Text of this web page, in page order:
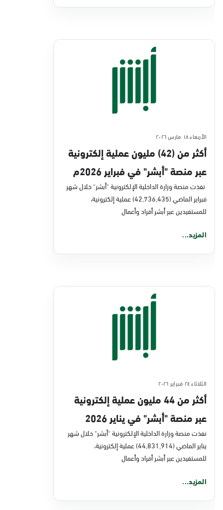
الأربعاء ١٨ مارس ٢٠٢٦
أكثر من (42) مليون عملية إلكترونية
عبر منصة "أبشر" في فبراير 2026م
نفذت منصة وزارة الداخلية الإلكترونية "أبشر" خلال شهر
فبراير الماضي (42,736,435) عملية إلكترونية،
للمستفيدين عبر أبشر أفراد وأعمال
المزيد...
الثلاثاء ٢٤ فبراير ٢٠٢٦
أكثر من 44 مليون عملية إلكترونية
عبر منصة "أبشر" في يناير 2026
نفذت منصة وزارة الداخلية الإلكترونية "أبشر" خلال شهر
يناير الماضي (44,831,914) عملية إلكترونية،
للمستفيدين عبر أبشر أفراد وأعمال
المزيد...